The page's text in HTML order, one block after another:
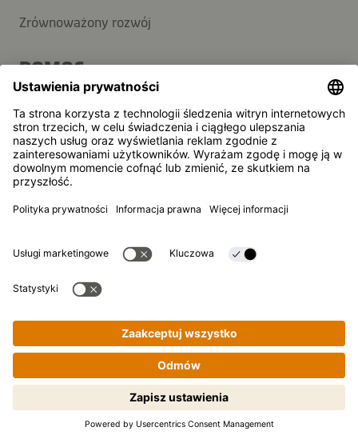
Gotowanie krok po kroku staje się
proste! Tapnij, żeby zacząć.
Zrównoważony rozwój
POMOC
Kontakt
Newsletter
Kikkoman Corporation, Japan.
© Kikkoman Trading Europe GmbH 2023 – 2026
Theodorstraße 180, 40472 Düsseldorf, Niemcy
Spółka wpisana do rejestru handlowego Sądu Rejonowego w
Ustawienia prywatności
Nota prawna
Polityka prywatności